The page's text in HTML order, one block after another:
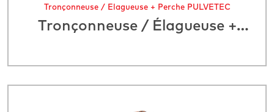
Tronçonneuse / Élagueuse + Perche PULVETEC
Tronçonneuse / Élagueuse +